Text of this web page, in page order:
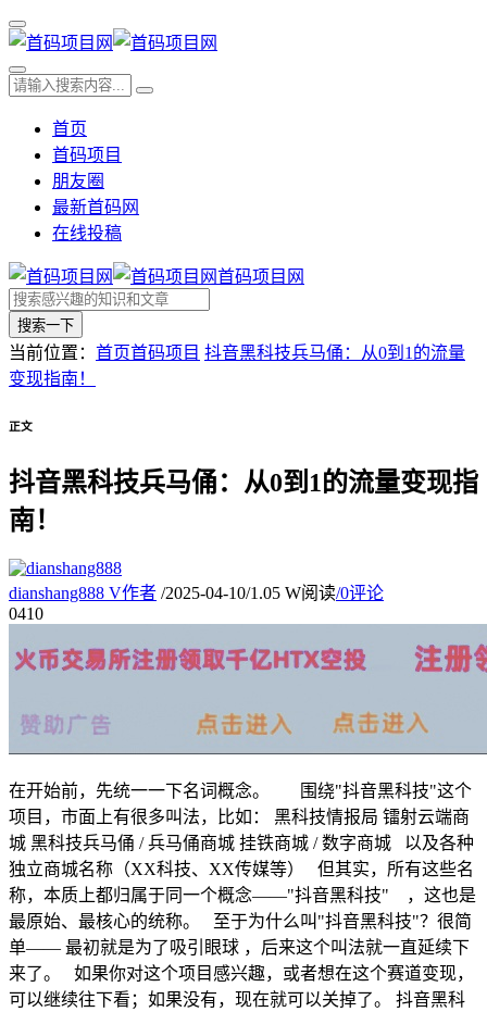
首页
首码项目
朋友圈
最新首码网
在线投稿
首码项目网
搜索一下
当前位置： 首页首码项目 抖音黑科技兵马俑：从0到1的流量
变现指南！
正文
抖音黑科技兵马俑：从0到1的流量变现指
南！
dianshang888 V作者 /2025-04-10/1.05 W阅读/0评论
0410
在开始前，先统一一下名词概念。 围绕"抖音黑科技"这个
项目，市面上有很多叫法，比如： 黑科技情报局 镭射云端商
城 黑科技兵马俑 / 兵马俑商城 挂铁商城 / 数字商城 以及各种
独立商城名称（XX科技、XX传媒等） 但其实，所有这些名
称，本质上都归属于同一个概念——"抖音黑科技" ，这也是
最原始、最核心的统称。 至于为什么叫"抖音黑科技"？很简
单—— 最初就是为了吸引眼球 ，后来这个叫法就一直延续下
来了。 如果你对这个项目感兴趣，或者想在这个赛道变现，
可以继续往下看；如果没有，现在就可以关掉了。 抖音黑科